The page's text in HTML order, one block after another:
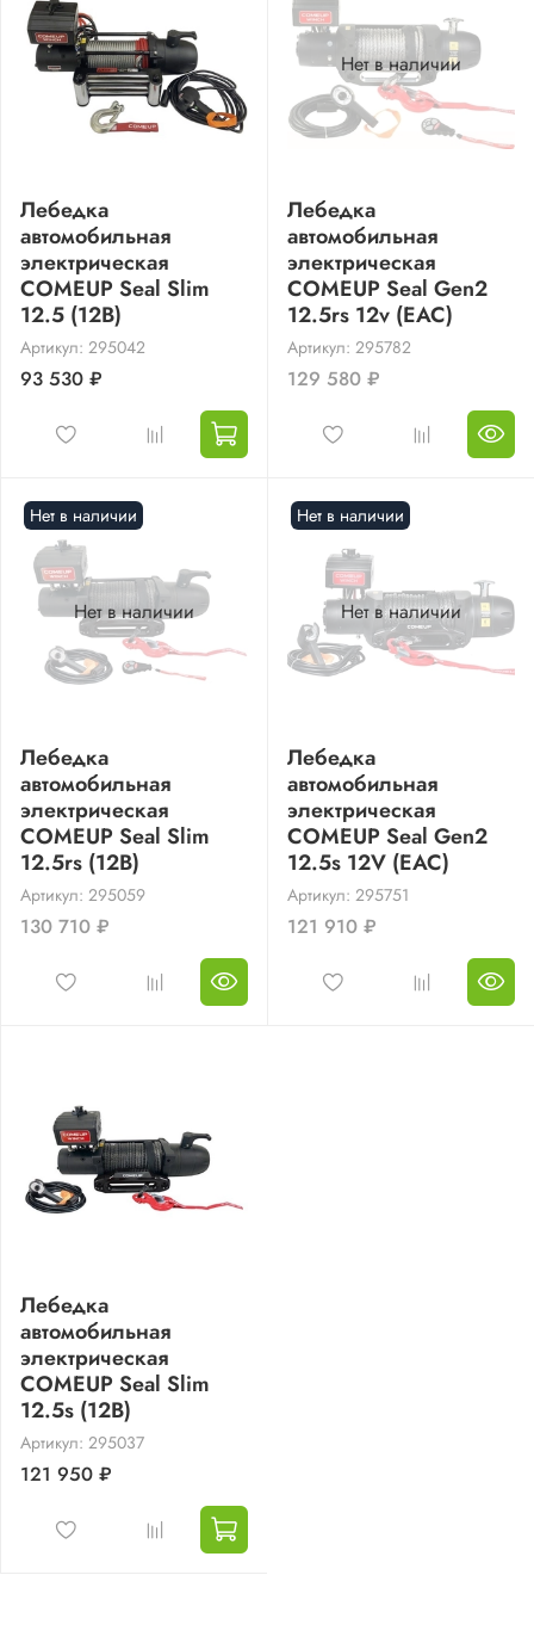
Лебедка
автомобильная
электрическая
COMEUP Seal Slim
12.5 (12В)
Артикул: 295042
93 530 ₽
Нет в наличии
Лебедка
автомобильная
электрическая
COMEUP Seal Gen2
12.5rs 12v (EAC)
Артикул: 295782
129 580 ₽
Нет в наличии
Нет в наличии
Лебедка
автомобильная
электрическая
COMEUP Seal Slim
12.5rs (12В)
Артикул: 295059
130 710 ₽
Нет в наличии
Нет в наличии
Лебедка
автомобильная
электрическая
COMEUP Seal Gen2
12.5s 12V (EAC)
Артикул: 295751
121 910 ₽
Лебедка
автомобильная
электрическая
COMEUP Seal Slim
12.5s (12В)
Артикул: 295037
121 950 ₽